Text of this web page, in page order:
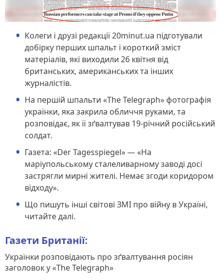
Колеги і друзі редакції 20minut.ua підготували
добірку перших шпальт і короткий зміст
матеріалів, які виходили 26 квітня від
британських, американських та інших
журналістів.
На першій шпальти «The Telegraph» фотографія
українки, яка закрила обличчя руками, та
розповідає, як її зґвалтував 19-річний російський
солдат.
Газета: «Der Tagesspiegel» — «На
маріупольському сталеливарному заводі досі
застрягли мирні жителі. Немає згоди коридором
відходу».
Що пишуть інші світові ЗМІ про війну в Україні,
читайте далі.
Газети Британії:
Українки розповідають про зґвалтування росіян
заголовок у «The Telegraph»